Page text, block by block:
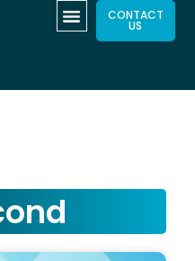
CONTACT
US